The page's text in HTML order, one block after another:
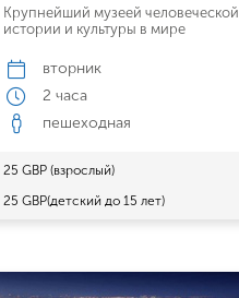
Крупнейший музеей человеческой
истории и культуры в мире
вторник
2 часа
пешеходная
25 GBP (взрослый)
25 GBP(детский до 15 лет)